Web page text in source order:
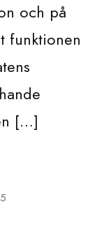
och på
funktionen
[…]